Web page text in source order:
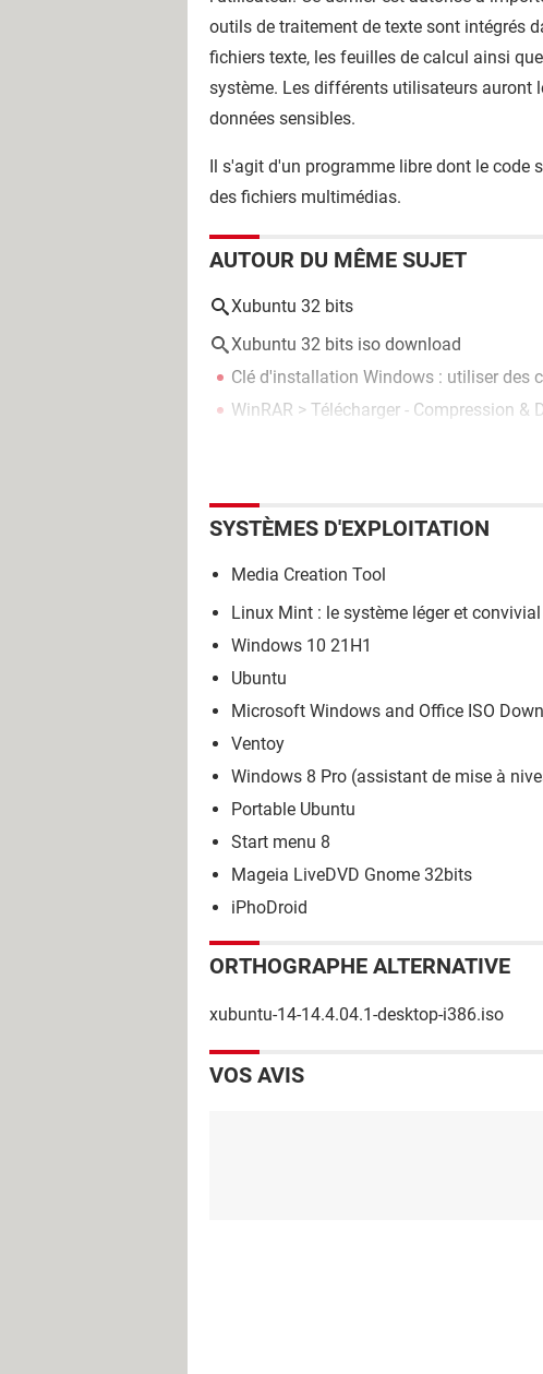
outils de traitement de texte sont intégrés
fichiers texte, les feuilles de calcul ainsi
système. Les différents utilisateurs auront
données sensibles.
Il s'agit d'un programme libre dont le code
des fichiers multimédias.
AUTOUR DU MÊME SUJET
Xubuntu 32 bits
Xubuntu 32 bits iso download
Clé d'installation Windows : utiliser des
WinRAR > Télécharger - Compression &
SYSTÈMES D'EXPLOITATION
Media Creation Tool
Linux Mint : le système léger et
Windows 10 21H1
Ubuntu
Microsoft Windows and Office ISO
Ventoy
Windows 8 Pro (assistant de mise à
Portable Ubuntu
Start menu 8
Mageia LiveDVD Gnome 32bits
iPhoDroid
ORTHOGRAPHE ALTERNATIVE
xubuntu-14-14.4.04.1-desktop-i386.iso
VOS AVIS